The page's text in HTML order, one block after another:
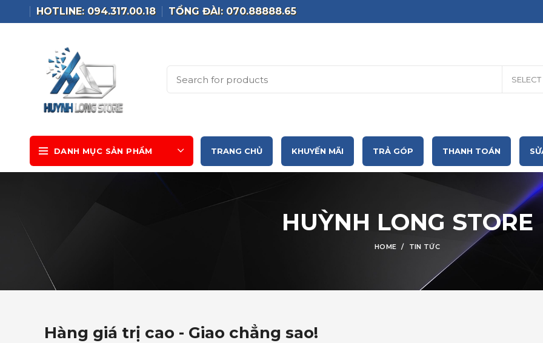
HOTLINE: 094.317.00.18 TỔNG ĐÀI: 070.88888.65
DANH MỤC SẢN PHẨM TRANG CHỦ KHUYẾN MÃI TRẢ GÓP THANH TOÁN
HUỲNH LONG STORE
HOME TIN TỨC
Hàng giá trị cao - Giao chẳng sao!